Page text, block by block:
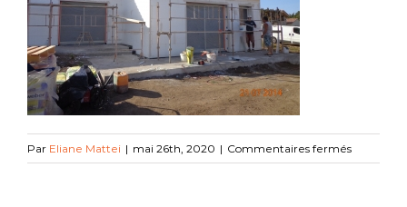
Par Eliane Mattei | mai 26th, 2020 | Commentaires ferméssur